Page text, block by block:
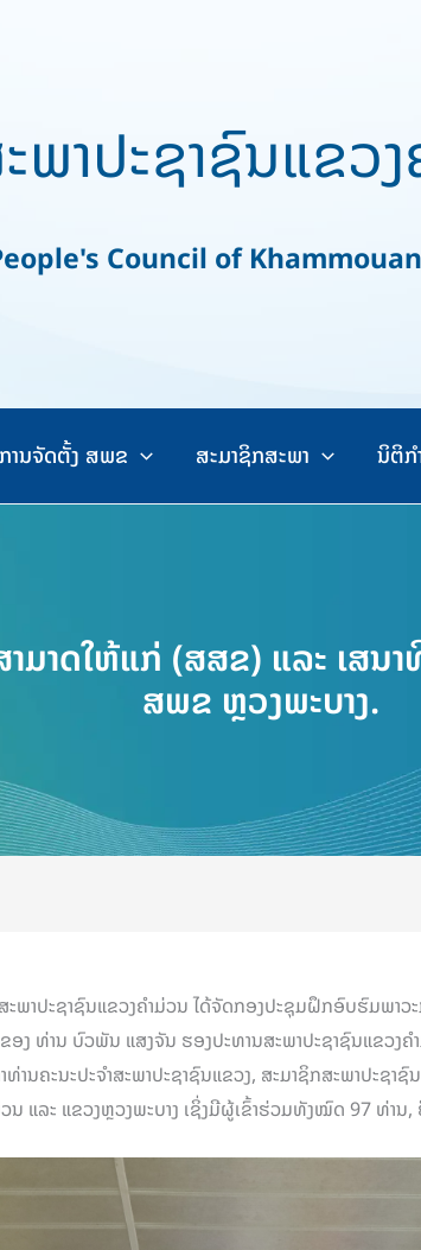
ພາປະຊາຊົນແຂວ
Council of
ການຈັດຕັ້ງ ສພຂ ສະມາຊິກສະພາ ນິຕິກ
ມາດໃຫ້ແກ່ (ສສຂ) ແລະ ເສ
ສພຂ ຫຼວງພະບາງ.
າປະຊາຊົນແຂວງຄໍາມ່ວນ ໄດ້ຈັດກອງປະຊຸມຝຶກອົບຮົມພາວ
ງ ທ່ານ ບົວພັນ ແສງຈັນ ຮອງປະທານສະພາປະຊາຊົນແຂວງ
ານຄະນະປະຈໍາສະພາປະຊາຊົນແຂວງ, ສະມາຊິກສະພາປະຊ
ແລະ ແຂວງຫຼວງພະບາງ ເຊິ່ງມີຜູ້ເຂົ້າຮ່ວມທັງໝົດ 97 ທ່ານ,